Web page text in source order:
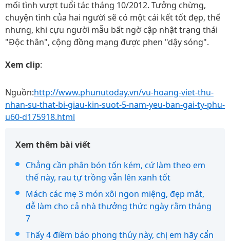
mối tình vượt tuổi tác tháng 10/2012. Tưởng chừng,
chuyện tình của hai người sẽ có một cái kết tốt đẹp, thế
nhưng, khi cựu người mẫu bất ngờ cập nhật trạng thái
"Độc thân", cộng đồng mạng được phen "dậy sóng".
Xem clip:
Nguồn:http://www.phunutoday.vn/vu-hoang-viet-thu-
nhan-su-that-bi-giau-kin-suot-5-nam-yeu-ban-gai-ty-phu-
u60-d175918.html
Xem thêm bài viết
Chẳng cần phân bón tốn kém, cứ làm theo em
thế này, rau tự trồng vẫn lên xanh tốt
Mách các mẹ 3 món xôi ngon miệng, đẹp mắt,
dễ làm cho cả nhà thưởng thức ngày rằm tháng
7
Thấy 4 điềm báo phong thủy này, chị em hãy cẩn